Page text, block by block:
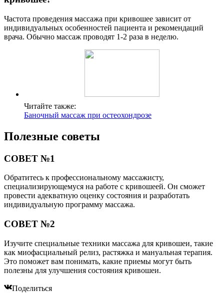
Частота проведения массажа при кривошее зависит от
индивидуальных особенностей пациента и рекомендаций
врача. Обычно массаж проводят 1-2 раза в неделю.
Читайте также:
Баночный массаж при остеохондрозе
Полезные советы
СОВЕТ №1
Обратитесь к профессиональному массажисту,
специализирующемуся на работе с кривошеей. Он сможет
провести адекватную оценку состояния и разработать
индивидуальную программу массажа.
СОВЕТ №2
Изучите специальные техники массажа для кривошеи, такие
как миофасциальный релиз, растяжка и мануальная терапия.
Это поможет вам понимать, какие приемы могут быть
полезны для улучшения состояния кривошеи.
Поделиться